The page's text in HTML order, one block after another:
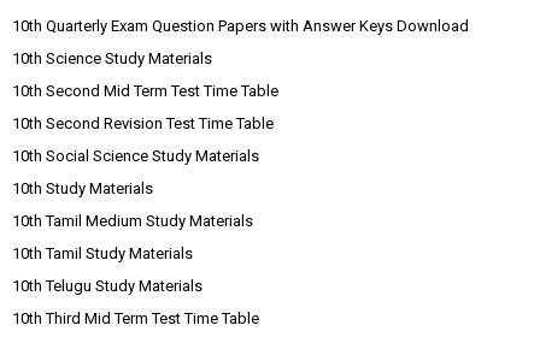
10th Quarterly Exam Question Papers with Answer Keys Download
10th Science Study Materials
10th Second Mid Term Test Time Table
10th Second Revision Test Time Table
10th Social Science Study Materials
10th Study Materials
10th Tamil Medium Study Materials
10th Tamil Study Materials
10th Telugu Study Materials
10th Third Mid Term Test Time Table